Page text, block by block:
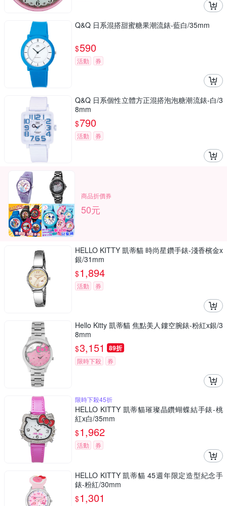
Q&Q 日系混搭甜蜜糖果潮流錶-藍白/35mm
$590
活動 券
Q&Q 日系個性立體方正混搭泡泡糖潮流錶-白/3
8mm
$790
活動 券
商品折價券
50元
HELLO KITTY 凱蒂貓 時尚星鑽手錶-淺香檳金x
銀/31mm
$1,894
活動 券
Hello Kitty 凱蒂貓 焦點美人鏤空腕錶-粉紅x銀/3
8mm
$3,151 89折
限時下殺 券
限時下殺45折
HELLO KITTY 凱蒂貓璀璨晶鑽蝴蝶結手錶-桃
紅x白/35mm
$1,962
活動 券
HELLO KITTY 凱蒂貓 45週年限定造型紀念手
錶-粉紅/30mm
$1,301